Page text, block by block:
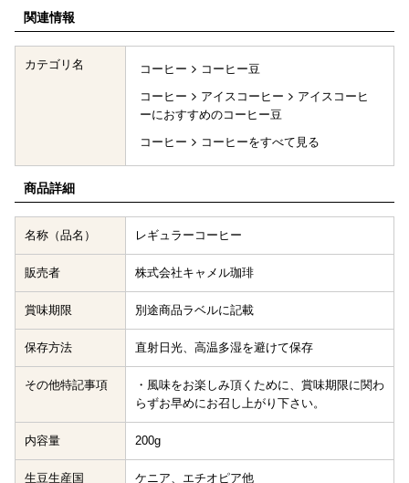
関連情報
カテゴリ名 コーヒー
コーヒー豆
コーヒー
アイスコーヒー
アイスコーヒ
ーにおすすめのコーヒー豆
コーヒー
コーヒーをすべて見る
商品詳細
名称（品名） レギュラーコーヒー
販売者 株式会社キャメル珈琲
賞味期限 別途商品ラベルに記載
保存方法 直射日光、高温多湿を避けて保存
その他特記事項
・風味をお楽しみ頂くために、賞味期限に関わ
らずお早めにお召し上がり下さい。
内容量 200g
生豆生産国 ケニア、エチオピア他